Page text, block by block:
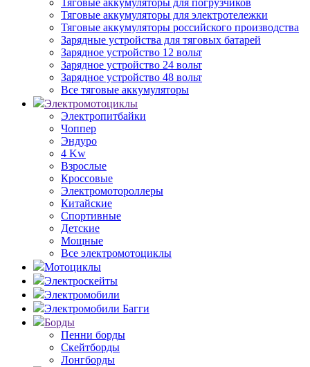
Тяговые аккумуляторы для погрузчиков
Тяговые аккумуляторы для электротележки
Тяговые аккумуляторы российского производства
Зарядные устройства для тяговых батарей
Зарядное устройство 12 вольт
Зарядное устройство 24 вольт
Зарядное устройство 48 вольт
Все тяговые аккумуляторы
Электромотоциклы
Электропитбайки
Чоппер
Эндуро
4 Kw
Взрослые
Кроссовые
Электромотороллеры
Китайские
Спортивные
Детские
Мощные
Все электромотоциклы
Мотоциклы
Электроскейты
Электромобили
Электромобили Багги
Борды
Пенни борды
Скейтборды
Лонгборды